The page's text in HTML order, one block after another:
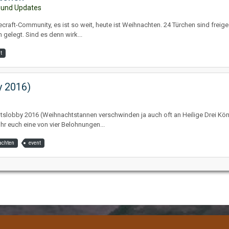
Updates
Community, es ist so weit, heute ist Weihnachten. 24 Türchen sind
gelegt. Sind es denn wirk...
2016)
2016 (Weihnachtstannen verschwinden ja auch oft an Heilige Drei
euch eine von vier Belohnungen...
event